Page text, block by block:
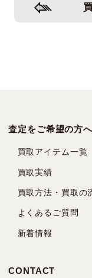
査定をご希望の方へ
買取アイテム一覧
買取実績
買取方法・買取の
よくあるご質問
新着情報
CONTACT